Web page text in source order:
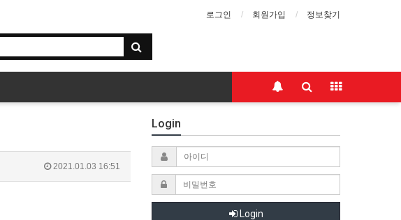
로그인 회원가입 정보찾기
2021.01.03 16:51
Login
Login